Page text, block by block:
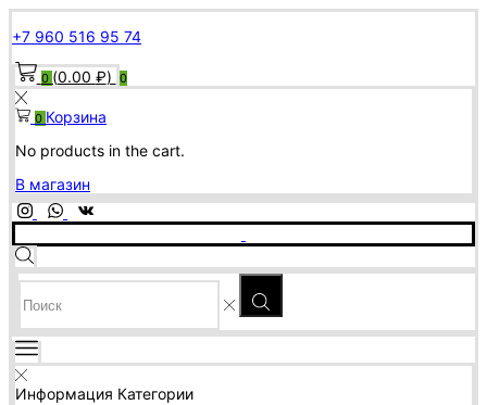
+7 960 516 95 74
0(0.00 ₽) 0
0 Корзина
No products in the cart.
В магазин
SEARCH
INPUT
Информация Категории